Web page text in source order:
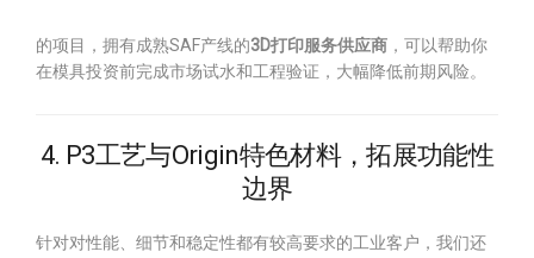
的项目，拥有成熟SAF产线的3D打印服务供应商 ，可以帮助你
在模具投资前完成市场试水和工程验证，大幅降低前期风险。
4. P3工艺与Origin特色材料，拓展功能性
边界
针对对性能、细节和稳定性都有较高要求的工业客户，我们还